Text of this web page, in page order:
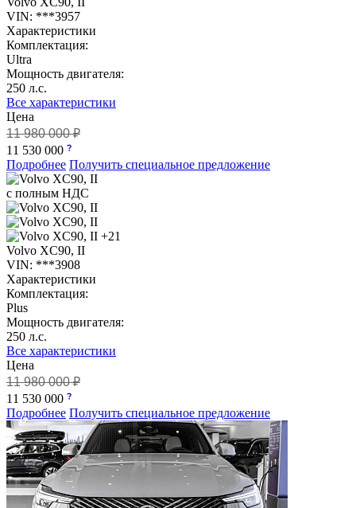
VIN: ***3957
Характеристики
Комплектация:
Ultra
Мощность двигателя:
250 л.с.
Все характеристики
Цена
11 980 000 ₽
11 530 000
Подробнее Получить специальное предложение
с полным НДС
+21
Volvo XC90, II
VIN: ***3908
Характеристики
Комплектация:
Plus
Мощность двигателя:
250 л.с.
Все характеристики
Цена
11 980 000 ₽
11 530 000
Подробнее Получить специальное предложение